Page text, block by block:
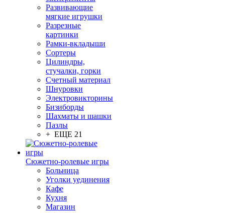
Развивающие
мягкие игрушки
Разрезные
картинки
Рамки-вкладыши
Сортеры
Цилиндры,
стучалки, горки
Счетный материал
Шнуровки
Электровикторины
Бизиборды
Шахматы и шашки
Пазлы
+ ЕЩЕ 21
Сюжетно-ролевые игры
Больница
Уголки уединения
Кафе
Кухня
Магазин